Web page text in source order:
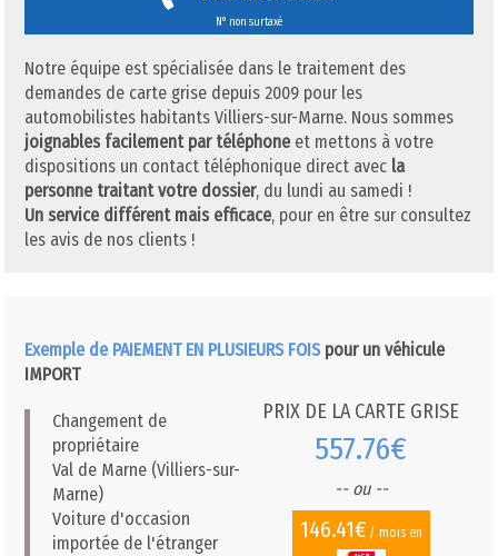
N° non surtaxé
Notre équipe est spécialisée dans le traitement des
demandes de carte grise depuis 2009 pour les
automobilistes habitants Villiers-sur-Marne. Nous sommes
joignables facilement par téléphone et mettons à votre
dispositions un contact téléphonique direct avec la
personne traitant votre dossier, du lundi au samedi !
Un service différent mais efficace, pour en être sur consultez
les avis de nos clients !
Exemple de PAIEMENT EN PLUSIEURS FOIS pour un véhicule
IMPORT
Changement de
propriétaire
Val de Marne (Villiers-sur-
Marne)
Voiture d'occasion
importée de l'étranger
PRIX DE LA CARTE GRISE
557.76€
-- ou --
146.41€/ mois en